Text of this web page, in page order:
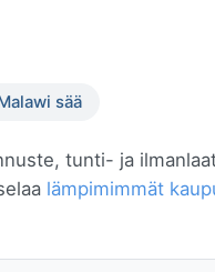
sää
tunti- ja
lämpimimmät